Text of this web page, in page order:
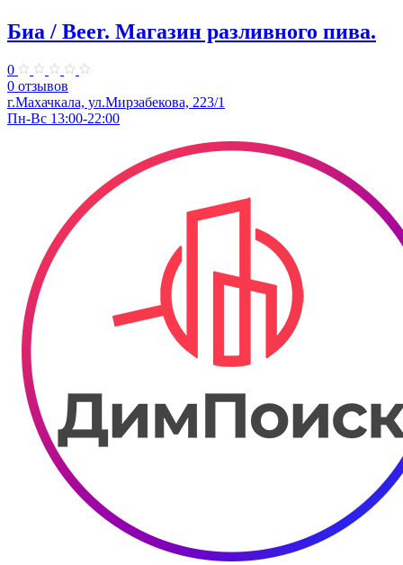
Биа / Beer. Магазин разливного пива.
0
0 отзывов
г.Махачкала, ул.Мирзабекова, 223/1
Пн-Вс 13:00-22:00